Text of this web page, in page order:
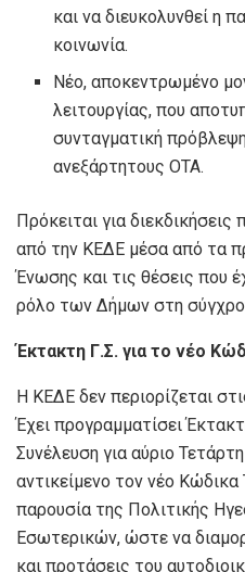
και να διευκολυνθεί η
κοινωνία.
Νέο, αποκεντρωμένο
λειτουργίας, που
συνταγματική
ανεξάρτητους ΟΤΑ.
Πρόκειται για
από την ΚΕΔΕ μέσα από τα
Ένωσης και τις θέσεις που
ρόλο των Δήμων στη
Έκτακτη Γ.Σ. για το νέο
Η ΚΕΔΕ δεν περιορίζεται
Έχει προγραμματίσει
Συνέλευση για αύριο
αντικείμενο τον νέο Κώδικα
παρουσία της Πολιτικής
Εσωτερικών, ώστε να
και προτάσεις του